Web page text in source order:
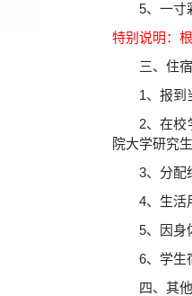
5、一寸
特别说明：
三、住宿
1、报到
2、在校
院大学研究
3、分配
4、生活
5、因身
6、学生
四、其他